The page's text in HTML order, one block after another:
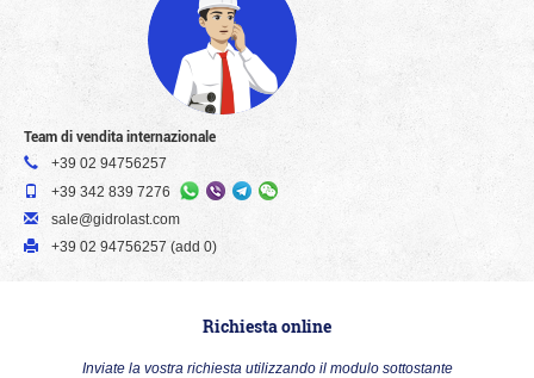
Team di vendita internazionale
+39 02 94756257
+39 342 839 7276
sale@gidrolast.com
+39 02 94756257 (add 0)
Richiesta online
Inviate la vostra richiesta utilizzando il modulo sottostante